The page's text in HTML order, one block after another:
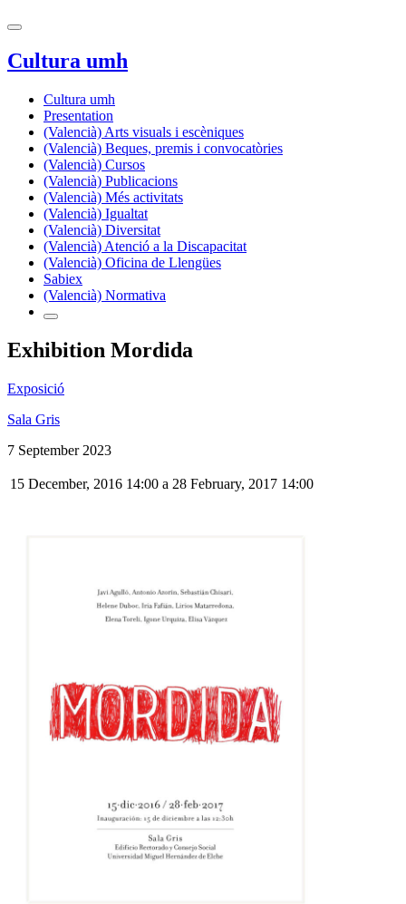
Cultura umh
Cultura umh
Presentation
(Valencià) Arts visuals i escèniques
(Valencià) Beques, premis i convocatòries
(Valencià) Cursos
(Valencià) Publicacions
(Valencià) Més activitats
(Valencià) Igualtat
(Valencià) Diversitat
(Valencià) Atenció a la Discapacitat
(Valencià) Oficina de Llengües
Sabiex
(Valencià) Normativa
Exhibition Mordida
Exposició
Sala Gris
7 September 2023
15 December, 2016 14:00 a 28 February, 2017 14:00